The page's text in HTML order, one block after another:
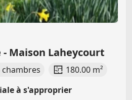
- Maison Laheycourt
chambres
180.00 m²
à s'approprier